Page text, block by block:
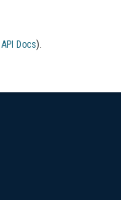
API Docs).